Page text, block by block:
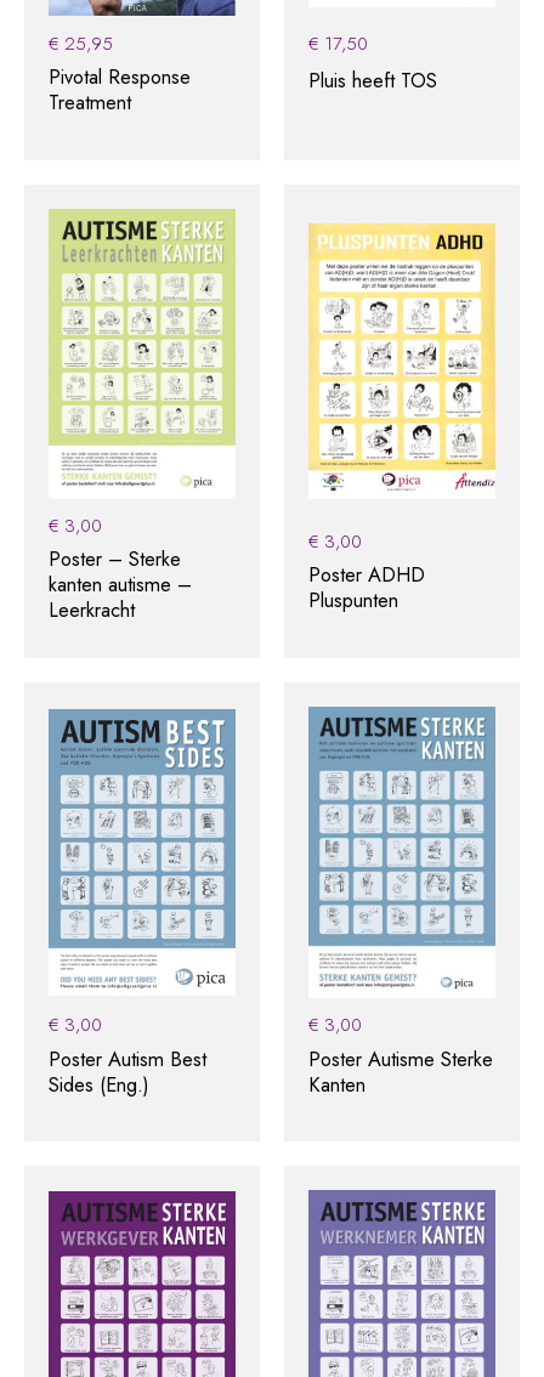
€ 25,95
Pivotal Response
Treatment
€ 17,50
Pluis heeft TOS
€ 3,00
Poster – Sterke
kanten autisme –
Leerkracht
€ 3,00
Poster ADHD
Pluspunten
€ 3,00
Poster Autism Best
Sides (Eng.)
€ 3,00
Poster Autisme Sterke
Kanten